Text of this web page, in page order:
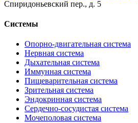
Спиридоньевский пер., д. 5
Системы
Опорно-двигательная система
Нервная система
Дыхательная система
Иммунная система
Пищеварительная система
Зрительная система
Эндокринная система
Сердечно-сосудистая система
Мочеполовая система